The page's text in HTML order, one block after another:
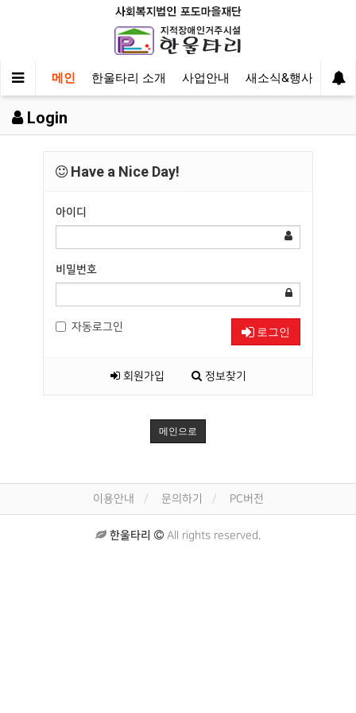
메인 한울타리 소개 사업안내 새소식&행사 후
Login
Have a Nice Day!
아이디
비밀번호
자동로그인 로그인
회원가입 정보찾기
메인으로
이용안내 문의하기 PC버전
한울타리 All rights reserved.